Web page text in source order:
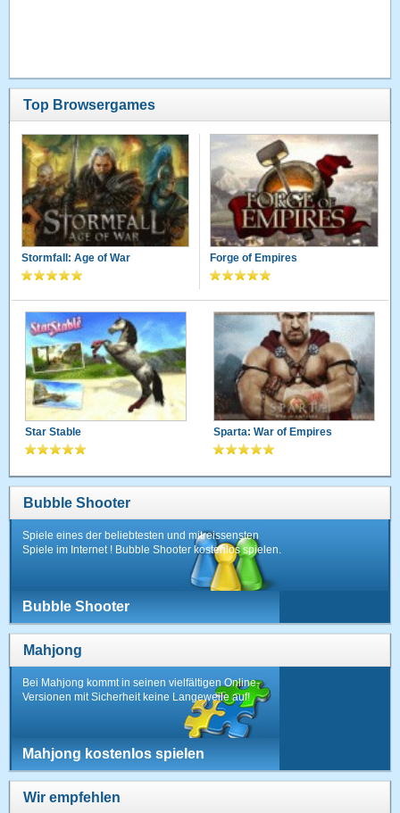
Top Browsergames
Stormfall: Age of War Forge of Empires
Star Stable Sparta: War of Empires
Bubble Shooter
Spiele eines der beliebtesten und mitreissensten
Spiele im Internet ! Bubble Shooter kostenlos spielen.
Bubble Shooter
Mahjong
Bei Mahjong kommt in seinen vielfältigen Online-
Versionen mit Sicherheit keine Langeweile auf!
Mahjong kostenlos spielen
Wir empfehlen